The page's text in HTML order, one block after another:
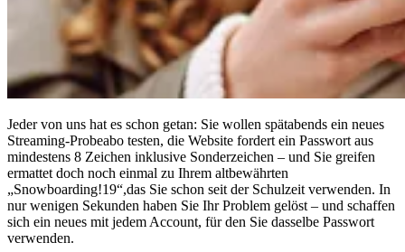
Business-Testversion starten
Jeder von uns hat es schon getan: Sie wollen spätabends ein neues
Streaming-Probeabo testen, die Website fordert ein Passwort aus
mindestens 8 Zeichen inklusive Sonderzeichen – und Sie greifen
ermattet doch noch einmal zu Ihrem altbewährten
„Snowboarding!19“,das Sie schon seit der Schulzeit verwenden. In
nur wenigen Sekunden haben Sie Ihr Problem gelöst – und schaffen
sich ein neues mit jedem Account, für den Sie dasselbe Passwort
verwenden.